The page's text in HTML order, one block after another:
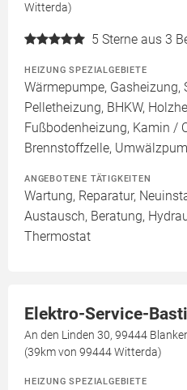
Witterda)
5 Sterne aus 3
HEIZUNG SPEZIALGEBIETE
Wärmepumpe, Gasheizung,
Pelletheizung, BHKW,
Fußbodenheizung, Kamin /
Brennstoffzelle,
ANGEBOTENE TÄTIGKEITEN
Wartung, Reparatur,
Austausch, Beratung,
Thermostat
Elektro-Service-
An den Linden 30, 99444
(39km von 99444 Witterda)
HEIZUNG SPEZIALGEBIETE